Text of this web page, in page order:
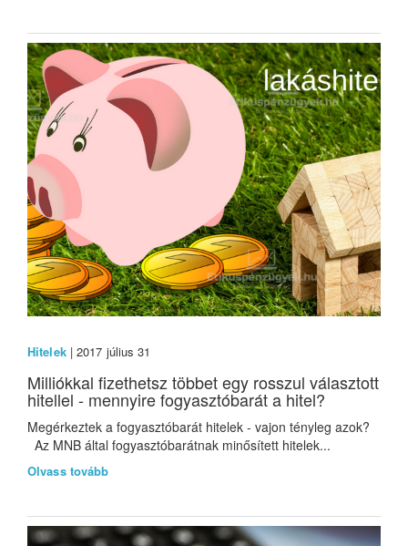
Hitelek| 2017 július 31
Milliókkal fizethetsz többet egy rosszul választott
hitellel - mennyire fogyasztóbarát a hitel?
Megérkeztek a fogyasztóbarát hitelek - vajon tényleg azok?
Az MNB által fogyasztóbarátnak minősített hitelek...
Olvass tovább